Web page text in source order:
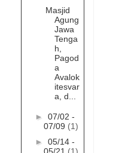
Masjid
Agung
Jawa
Tenga
h,
Pagod
a
Avalok
itesvar
a, d...
► 07/02 -
07/09 (1)
► 05/14 -